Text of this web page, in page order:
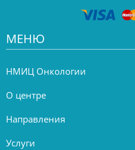
МЕНЮ
НМИЦ Онкологии
О центре
Направления
Услуги